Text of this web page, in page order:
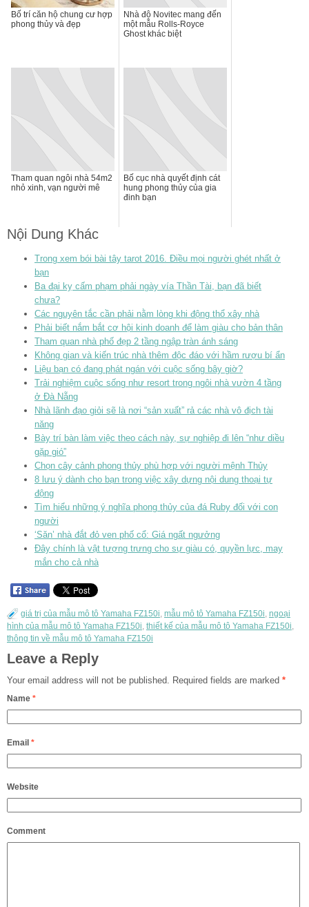
Bố trí căn hộ chung cư hợp
phong thủy và đẹp
Nhà độ Novitec mang đến
một mẫu Rolls-Royce
Ghost khác biệt
Tham quan ngôi nhà 54m2
nhỏ xinh, vạn người mê
Bố cục nhà quyết định cát
hung phong thủy của gia
đinh bạn
Nội Dung Khác
Trong xem bói bài tây tarot 2016. Điều mọi người ghét nhất ở
bạn
Ba đại kỵ cấm phạm phải ngày vía Thần Tài, bạn đã biết
chưa?
Các nguyên tắc cần phải nằm lòng khi động thổ xây nhà
Phải biết nắm bắt cơ hội kinh doanh để làm giàu cho bản thân
Tham quan nhà phố đẹp 2 tầng ngập tràn ánh sáng
Không gian và kiến trúc nhà thêm độc đáo với hầm rượu bí ẩn
Liệu bạn có đang phát ngán với cuộc sống bây giờ?
Trải nghiệm cuộc sống như resort trong ngôi nhà vườn 4 tầng
ở Đà Nẵng
Nhà lãnh đạo giỏi sẽ là nơi “sản xuất” rả các nhà vô địch tài
năng
Bày trí bàn làm việc theo cách này, sự nghiệp đi lên “như diều
gặp gió”
Chọn cây cảnh phong thủy phù hợp với người mệnh Thủy
8 lưu ý dành cho bạn trong việc xây dựng nội dung thoại tự
động
Tìm hiểu những ý nghĩa phong thủy của đá Ruby đối với con
người
‘Săn’ nhà đắt đỏ ven phố cổ: Giá ngất ngưởng
Đây chính là vật tượng trưng cho sự giàu có, quyền lực, may
mắn cho cả nhà
giá trị của mẫu mô tô Yamaha FZ150i, mẫu mô tô Yamaha FZ150i, ngoại
hình của mẫu mô tô Yamaha FZ150i, thiết kế của mẫu mô tô Yamaha FZ150i,
thông tin về mẫu mô tô Yamaha FZ150i
Leave a Reply
Your email address will not be published. Required fields are marked *
Name *
Email *
Website
Comment